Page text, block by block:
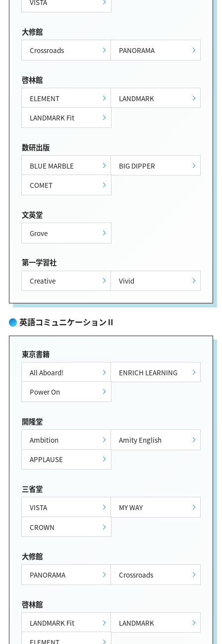
VISTA
大修館
Crossroads PANORAMA
啓林館
ELEMENT
LANDMARK
LANDMARK Fit
数研出版
BLUE MARBLE
BIG DIPPER
COMET
文英堂
Grove
第一学習社
Creative Vivid
英語コミュニケーションⅡ
東京書籍
All Aboard!
ENRICH LEARNING
Power On
開隆堂
Ambition
Amity English
APPLAUSE
三省堂
VISTA
MY WAY
CROWN
大修館
PANORAMA Crossroads
啓林館
LANDMARK Fit
LANDMARK